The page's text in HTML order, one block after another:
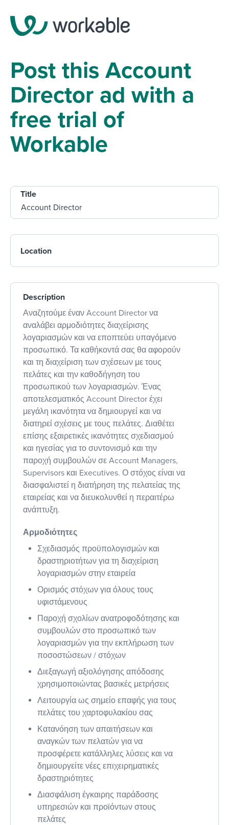
Post this Account
Director ad with a
free trial of
Workable
Title
Location
Description
Αναζητούμε έναν Account Director να
αναλάβει αρμοδιότητες διαχείρισης
λογαριασμών και να εποπτεύει υπαγόμενο
προσωπικό. Τα καθήκοντά σας θα αφορούν
και τη διαχείριση των σχέσεων με τους
πελάτες και την καθοδήγηση του
προσωπικού των λογαριασμών. Ένας
αποτελεσματικός Account Director έχει
μεγάλη ικανότητα να δημιουργεί και να
διατηρεί σχέσεις με τους πελάτες. Διαθέτει
επίσης εξαιρετικές ικανότητες σχεδιασμού
και ηγεσίας για το συντονισμό και την
παροχή συμβουλών σε Account Managers,
Supervisors και Executives. Ο στόχος είναι να
διασφαλιστεί η διατήρηση της πελατείας της
εταιρείας και να διευκολυνθεί η περαιτέρω
ανάπτυξη.
Αρμοδιότητες
Σχεδιασμός προϋπολογισμών και
δραστηριοτήτων για τη διαχείριση
λογαριασμών στην εταιρεία
Ορισμός στόχων για όλους τους
υφιστάμενους
Παροχή σχολίων ανατροφοδότησης και
συμβουλών στο προσωπικό των
λογαριασμών για την εκπλήρωση των
ποσοστώσεων / στόχων
Διεξαγωγή αξιολόγησης απόδοσης
χρησιμοποιώντας βασικές μετρήσεις
Λειτουργία ως σημείο επαφής για τους
πελάτες του χαρτοφυλακίου σας
Κατανόηση των απαιτήσεων και
αναγκών των πελατών για να
προσφέρετε κατάλληλες λύσεις και να
δημιουργείτε νέες επιχειρηματικές
δραστηριότητες
Διασφάλιση έγκαιρης παράδοσης
υπηρεσιών και προϊόντων στους
πελάτες